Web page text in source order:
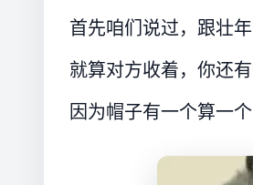
首先咱们说过，跟壮
就算对方收着，你还
因为帽子有一个算一个